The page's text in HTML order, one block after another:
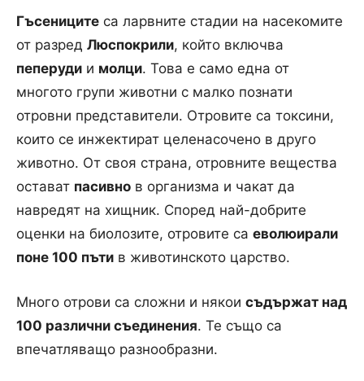
Гъсениците са ларвните стадии на насекомите
от разред Люспокрили, който включва
пеперуди и молци. Това е само една от
многото групи животни с малко познати
отровни представители. Отровите са токсини,
които се инжектират целенасочено в друго
животно. От своя страна, отровните вещества
остават пасивно в организма и чакат да
навредят на хищник. Според най-добрите
оценки на биолозите, отровите са еволюирали
поне 100 пъти в животинското царство.
Много отрови са сложни и някои съдържат над
100 различни съединения. Те също са
впечатляващо разнообразни.